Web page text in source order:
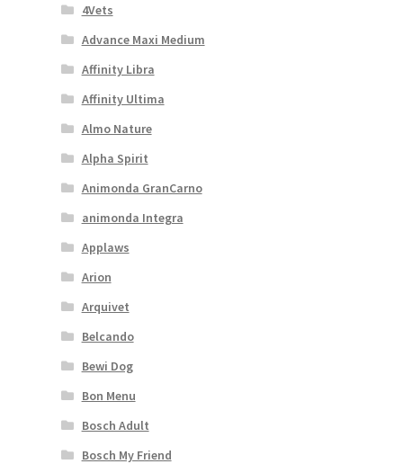
4Vets
Advance Maxi Medium
Affinity Libra
Affinity Ultima
Almo Nature
Alpha Spirit
Animonda GranCarno
animonda Integra
Applaws
Arion
Arquivet
Belcando
Bewi Dog
Bon Menu
Bosch Adult
Bosch My Friend